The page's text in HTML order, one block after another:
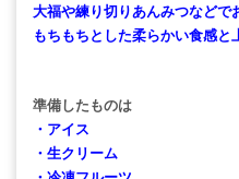
大福や練り切りあんみつなどで
もちもちとした柔らかい食感と
準備したものは
・アイス
・生クリーム